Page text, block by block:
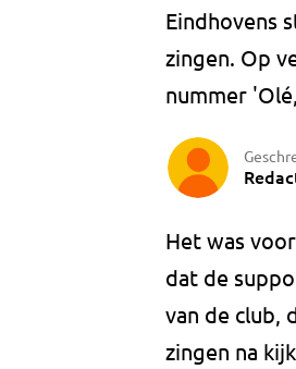
Eindhovens
zingen. Op
nummer
Het was
dat de
van de club,
zingen na